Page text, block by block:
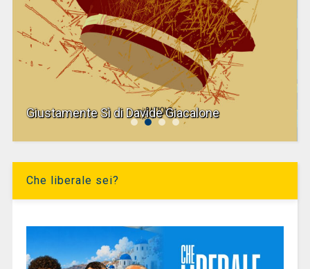
Giustamente Sì di Davide Giacalone
Che liberale sei?